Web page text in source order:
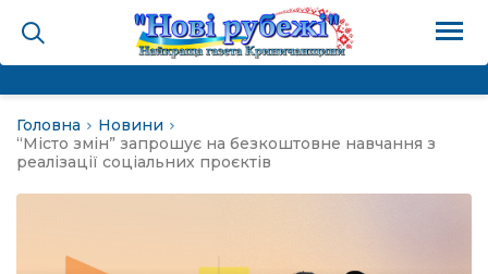
громада
Головна
Новини
“Місто змін” запрошує на безкоштовне навчання з
реалізації соціальних проєктів